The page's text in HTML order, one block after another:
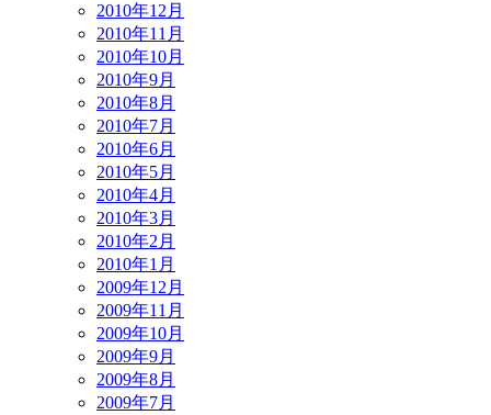
2010年12月
2010年11月
2010年10月
2010年9月
2010年8月
2010年7月
2010年6月
2010年5月
2010年4月
2010年3月
2010年2月
2010年1月
2009年12月
2009年11月
2009年10月
2009年9月
2009年8月
2009年7月